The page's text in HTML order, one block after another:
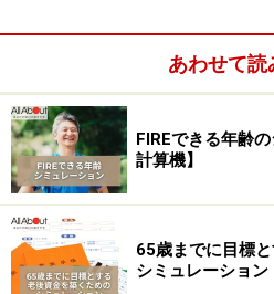
「明るく・楽しい生活」は2ポ
■公的年金は安心できるか？
あわせて読
FIREできる年齢
計算機】
65歳までに目標
シミュレーション